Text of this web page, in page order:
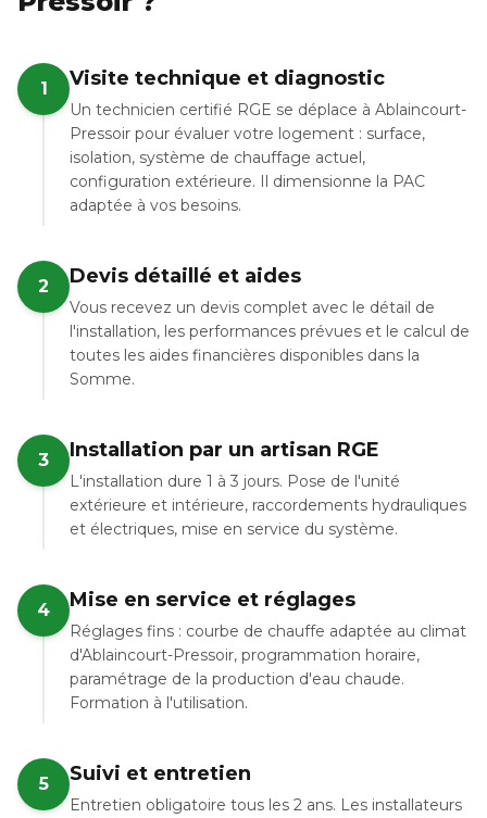
1 Visite technique et diagnostic
Un technicien certifié RGE se déplace à Ablaincourt-
Pressoir pour évaluer votre logement : surface,
isolation, système de chauffage actuel,
configuration extérieure. Il dimensionne la PAC
adaptée à vos besoins.
2 Devis détaillé et aides
Vous recevez un devis complet avec le détail de
l'installation, les performances prévues et le calcul de
toutes les aides financières disponibles dans la
Somme.
3 Installation par un artisan RGE
L'installation dure 1 à 3 jours. Pose de l'unité
extérieure et intérieure, raccordements hydrauliques
et électriques, mise en service du système.
4 Mise en service et réglages
Réglages fins : courbe de chauffe adaptée au climat
d'Ablaincourt-Pressoir, programmation horaire,
paramétrage de la production d'eau chaude.
Formation à l'utilisation.
5 Suivi et entretien
Entretien obligatoire tous les 2 ans. Les installateurs